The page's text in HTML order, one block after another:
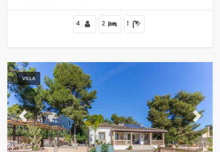
Vues
4 2 1
VILLA
Previous Next